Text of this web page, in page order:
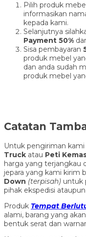
Pilih produk
informasikan
kepada kami.
Selanjutnya
Payment 50%
Sisa pembayaran
produk mebel
dan anda sudah
produk mebel
Catatan
Untuk pengiriman
Truck atau Peti
harga yang terjangkau
jepara yang kami kirim
Down (terpisah) untuk
pihak ekspedisi
Produk Tempat
alami, barang yang
bentuk serat dan